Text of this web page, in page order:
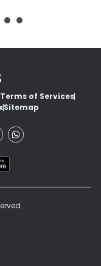
Terms of Services
Sitemap